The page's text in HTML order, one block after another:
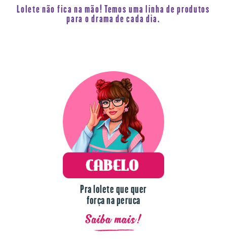
Lolete não fica na mão! Temos uma linha de produtos
para o drama de cada dia.
Pra lolete que quer
força na peruca
Saiba mais!